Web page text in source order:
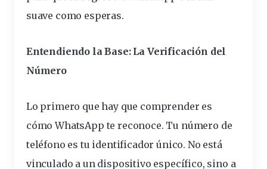
suave como esperas.
Entendiendo la Base: La Verificación del
Número
Lo primero que hay que comprender es
cómo WhatsApp te reconoce. Tu número de
teléfono es tu identificador único. No está
vinculado a un dispositivo específico, sino a